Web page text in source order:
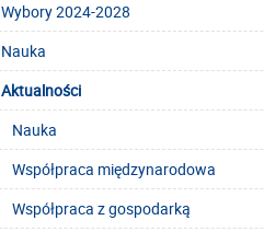
Wybory 2024-2028
Nauka
Aktualności
Nauka
Współpraca międzynarodowa
Współpraca z gospodarką